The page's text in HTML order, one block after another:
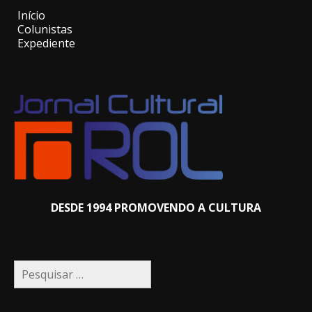
Início
Colunistas
Expediente
DESDE 1994 PROMOVENDO A CULTURA
Pesquisar
por: